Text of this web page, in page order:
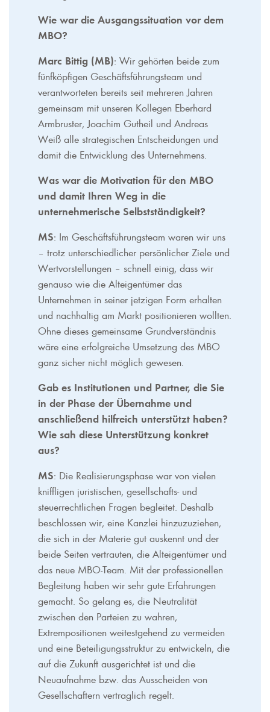
Wie war die Ausgangssituation vor dem
MBO?
Marc Bittig (MB): Wir gehörten beide zum
fünfköpfigen Geschäftsführungsteam und
verantworteten bereits seit mehreren Jahren
gemeinsam mit unseren Kollegen Eberhard
Armbruster, Joachim Gutheil und Andreas
Weiß alle strategischen Entscheidungen und
damit die Entwicklung des Unternehmens.
Was war die Motivation für den MBO
und damit Ihren Weg in die
unternehmerische Selbstständigkeit?
MS: Im Geschäftsführungsteam waren wir uns
– trotz unterschiedlicher persönlicher Ziele und
Wertvorstellungen – schnell einig, dass wir
genauso wie die Alteigentümer das
Unternehmen in seiner jetzigen Form erhalten
und nachhaltig am Markt positionieren wollten.
Ohne dieses gemeinsame Grundverständnis
wäre eine erfolgreiche Umsetzung des MBO
ganz sicher nicht möglich gewesen.
Gab es Institutionen und Partner, die Sie
in der Phase der Übernahme und
anschließend hilfreich unterstützt haben?
Wie sah diese Unterstützung konkret
aus?
MS: Die Realisierungsphase war von vielen
kniffligen juristischen, gesellschafts- und
steuerrechtlichen Fragen begleitet. Deshalb
beschlossen wir, eine Kanzlei hinzuzuziehen,
die sich in der Materie gut auskennt und der
beide Seiten vertrauten, die Alteigentümer und
das neue MBO-Team. Mit der professionellen
Begleitung haben wir sehr gute Erfahrungen
gemacht. So gelang es, die Neutralität
zwischen den Parteien zu wahren,
Extrempositionen weitestgehend zu vermeiden
und eine Beteiligungsstruktur zu entwickeln, die
auf die Zukunft ausgerichtet ist und die
Neuaufnahme bzw. das Ausscheiden von
Gesellschaftern vertraglich regelt.